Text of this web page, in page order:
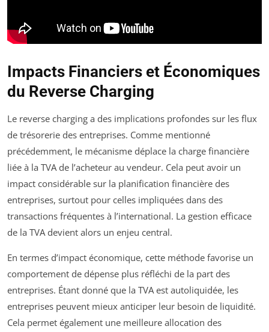
Impacts Financiers et Économiques
du Reverse Charging
Le reverse charging a des implications profondes sur les flux
de trésorerie des entreprises. Comme mentionné
précédemment, le mécanisme déplace la charge financière
liée à la TVA de l’acheteur au vendeur. Cela peut avoir un
impact considérable sur la planification financière des
entreprises, surtout pour celles impliquées dans des
transactions fréquentes à l’international. La gestion efficace
de la TVA devient alors un enjeu central.
En termes d’impact économique, cette méthode favorise un
comportement de dépense plus réfléchi de la part des
entreprises. Étant donné que la TVA est autoliquidée, les
entreprises peuvent mieux anticiper leur besoin de liquidité.
Cela permet également une meilleure allocation des